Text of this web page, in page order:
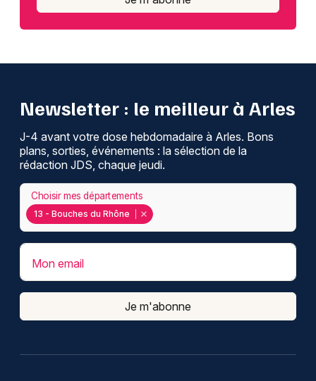
Newsletter : le meilleur à Arles
J-4 avant votre dose hebdomadaire à Arles. Bons
plans, sorties, événements : la sélection de la
rédaction JDS, chaque jeudi.
13 - Bouches du Rhône
Choisir mes départements
Mon email
Je m'abonne